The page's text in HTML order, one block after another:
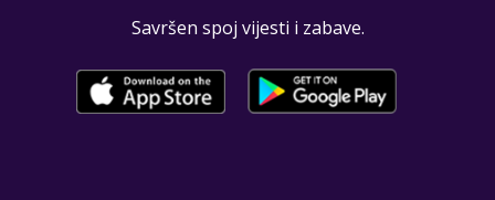
Savršen spoj vijesti i zabave.